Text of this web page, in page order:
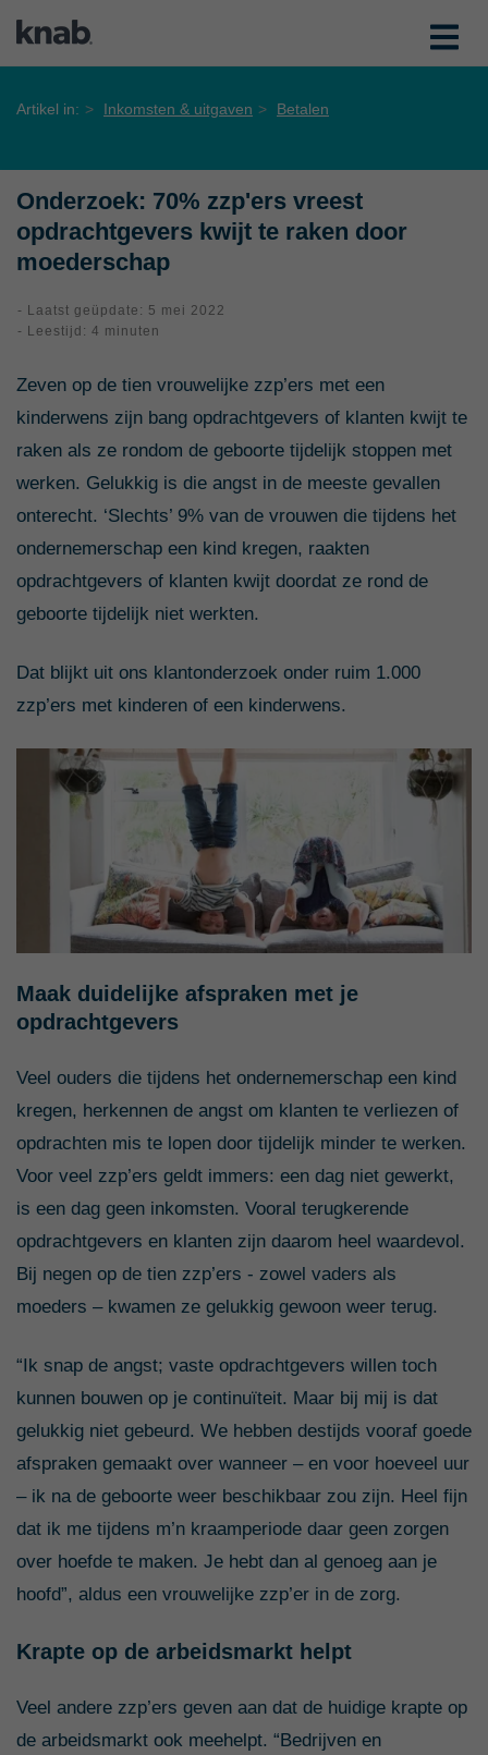
Artikel in: Inkomsten & uitgaven Betalen
Onderzoek: 70% zzp'ers vreest
opdrachtgevers kwijt te raken door
moederschap
- Laatst geüpdate: 5 mei 2022
- Leestijd: 4 minuten
Zeven op de tien vrouwelijke zzp’ers met een
kinderwens zijn bang opdrachtgevers of klanten kwijt te
raken als ze rondom de geboorte tijdelijk stoppen met
werken. Gelukkig is die angst in de meeste gevallen
onterecht. ‘Slechts’ 9% van de vrouwen die tijdens het
ondernemerschap een kind kregen, raakten
opdrachtgevers of klanten kwijt doordat ze rond de
geboorte tijdelijk niet werkten.
Dat blijkt uit ons klantonderzoek onder ruim 1.000
zzp’ers met kinderen of een kinderwens.
Maak duidelijke afspraken met je
opdrachtgevers
Veel ouders die tijdens het ondernemerschap een kind
kregen, herkennen de angst om klanten te verliezen of
opdrachten mis te lopen door tijdelijk minder te werken.
Voor veel zzp’ers geldt immers: een dag niet gewerkt,
is een dag geen inkomsten. Vooral terugkerende
opdrachtgevers en klanten zijn daarom heel waardevol.
Bij negen op de tien zzp’ers - zowel vaders als
moeders – kwamen ze gelukkig gewoon weer terug.
“Ik snap de angst; vaste opdrachtgevers willen toch
kunnen bouwen op je continuïteit. Maar bij mij is dat
gelukkig niet gebeurd. We hebben destijds vooraf goede
afspraken gemaakt over wanneer – en voor hoeveel uur
– ik na de geboorte weer beschikbaar zou zijn. Heel fijn
dat ik me tijdens m’n kraamperiode daar geen zorgen
over hoefde te maken. Je hebt dan al genoeg aan je
hoofd”, aldus een vrouwelijke zzp’er in de zorg.
Krapte op de arbeidsmarkt helpt
Veel andere zzp’ers geven aan dat de huidige krapte op
de arbeidsmarkt ook meehelpt. “Bedrijven en